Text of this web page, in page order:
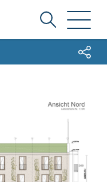
Ich
suche...Share